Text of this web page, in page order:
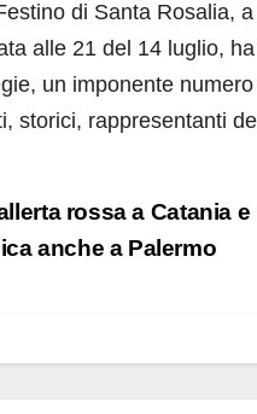
di Santa Rosalia,
alle 21 del 14 luglio,
un imponente
storici, rappresentanti
rossa a Catania e
anche a Palermo